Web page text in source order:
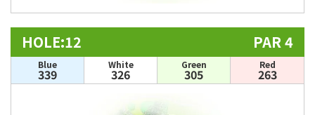
HOLE:12 PAR 4
Blue
339
White
326
Green
305
Red
263